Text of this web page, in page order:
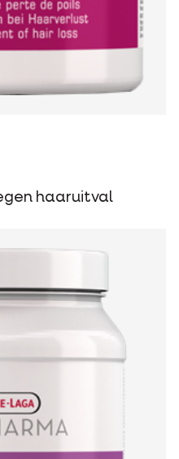
haaruitval